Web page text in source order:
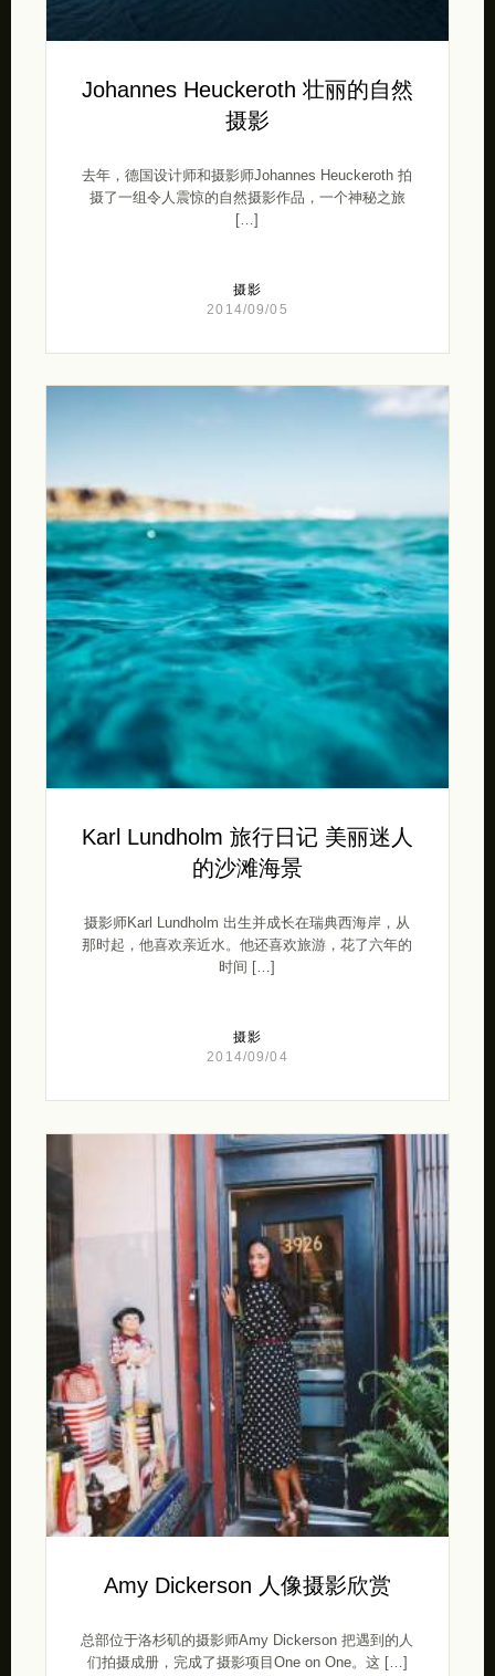
Johannes Heuckeroth 壮丽的自然
摄影
去年，德国设计师和摄影师Johannes Heuckeroth 拍
摄了一组令人震惊的自然摄影作品，一个神秘之旅
[…]
摄影
2014/09/05
Karl Lundholm 旅行日记 美丽迷人
的沙滩海景
摄影师Karl Lundholm 出生并成长在瑞典西海岸，从
那时起，他喜欢亲近水。他还喜欢旅游，花了六年的
时间 […]
摄影
2014/09/04
Amy Dickerson 人像摄影欣赏
总部位于洛杉矶的摄影师Amy Dickerson 把遇到的人
们拍摄成册，完成了摄影项目One on One。这 […]